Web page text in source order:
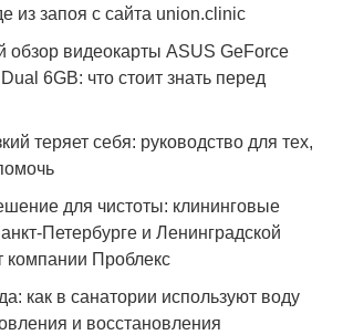
из запоя с сайта union.clinic
обзор видеокарты ASUS GeForce
6GB: что стоит знать перед
теряет себя: руководство для тех,
для чистоты: клининговые
Петербурге и Ленинградской
компании Проблекс
как в санатории используют воду
и восстановления